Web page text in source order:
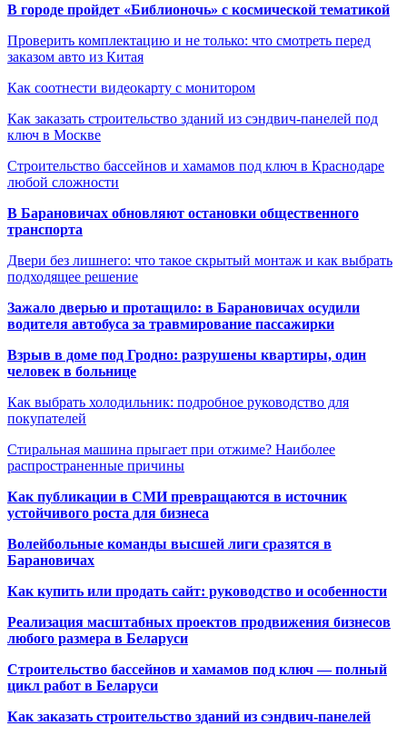
В городе пройдет «Библионочь» с космической тематикой
Проверить комплектацию и не только: что смотреть перед
заказом авто из Китая
Как соотнести видеокарту с монитором
Как заказать строительство зданий из сэндвич-панелей под
ключ в Москве
Строительство бассейнов и хамамов под ключ в Краснодаре
любой сложности
В Барановичах обновляют остановки общественного
транспорта
Двери без лишнего: что такое скрытый монтаж и как выбрать
подходящее решение
Зажало дверью и протащило: в Барановичах осудили
водителя автобуса за травмирование пассажирки
Взрыв в доме под Гродно: разрушены квартиры, один
человек в больнице
Как выбрать холодильник: подробное руководство для
покупателей
Стиральная машина прыгает при отжиме? Наиболее
распространенные причины
Как публикации в СМИ превращаются в источник
устойчивого роста для бизнеса
Волейбольные команды высшей лиги сразятся в
Барановичах
Как купить или продать сайт: руководство и особенности
Реализация масштабных проектов продвижения бизнесов
любого размера в Беларуси
Строительство бассейнов и хамамов под ключ — полный
цикл работ в Беларуси
Как заказать строительство зданий из сэндвич-панелей